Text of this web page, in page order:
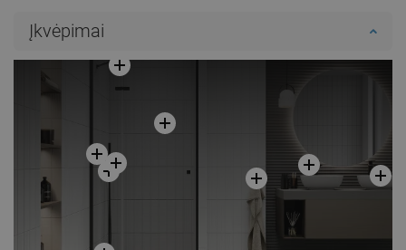
Įkvėpimai